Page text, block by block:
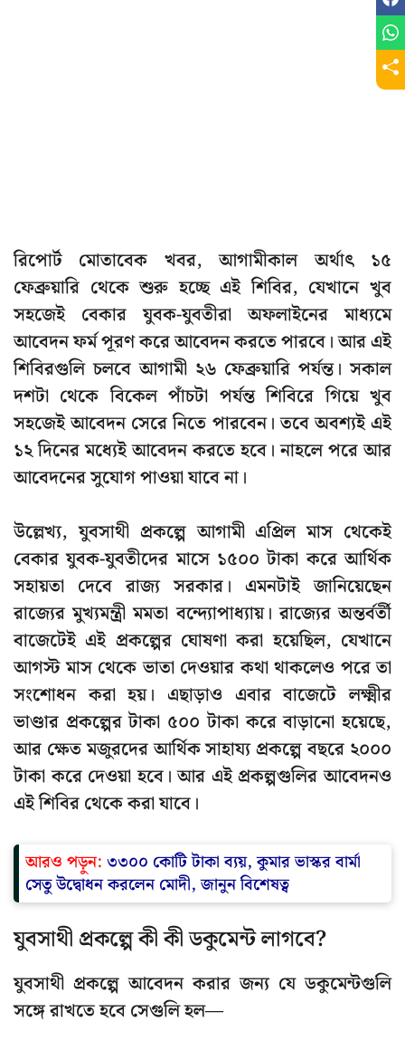
রিপোর্ট মোতাবেক খবর, আগামীকাল অর্থাৎ ১৫
ফেব্রুয়ারি থেকে শুরু হচ্ছে এই শিবির, যেখানে খুব
সহজেই বেকার যুবক-যুবতীরা অফলাইনের মাধ্যমে
আবেদন ফর্ম পূরণ করে আবেদন করতে পারবে। আর এই
শিবিরগুলি চলবে আগামী ২৬ ফেব্রুয়ারি পর্যন্ত। সকাল
দশটা থেকে বিকেল পাঁচটা পর্যন্ত শিবিরে গিয়ে খুব
সহজেই আবেদন সেরে নিতে পারবেন। তবে অবশ্যই এই
১২ দিনের মধ্যেই আবেদন করতে হবে। নাহলে পরে আর
আবেদনের সুযোগ পাওয়া যাবে না।
উল্লেখ্য, যুবসাথী প্রকল্পে আগামী এপ্রিল মাস থেকেই
বেকার যুবক-যুবতীদের মাসে ১৫০০ টাকা করে আর্থিক
সহায়তা দেবে রাজ্য সরকার। এমনটাই জানিয়েছেন
রাজ্যের মুখ্যমন্ত্রী মমতা বন্দ্যোপাধ্যায়। রাজ্যের অন্তর্বর্তী
বাজেটেই এই প্রকল্পের ঘোষণা করা হয়েছিল, যেখানে
আগস্ট মাস থেকে ভাতা দেওয়ার কথা থাকলেও পরে তা
সংশোধন করা হয়। এছাড়াও এবার বাজেটে লক্ষ্মীর
ভাণ্ডার প্রকল্পের টাকা ৫০০ টাকা করে বাড়ানো হয়েছে,
আর ক্ষেত মজুরদের আর্থিক সাহায্য প্রকল্পে বছরে ২০০০
টাকা করে দেওয়া হবে। আর এই প্রকল্পগুলির আবেদনও
এই শিবির থেকে করা যাবে।
আরও পড়ুন: ৩৩০০ কোটি টাকা ব্যয়, কুমার ভাস্কর বার্মা
সেতু উদ্বোধন করলেন মোদী, জানুন বিশেষত্ব
যুবসাথী প্রকল্পে কী কী ডকুমেন্ট লাগবে?
যুবসাথী প্রকল্পে আবেদন করার জন্য যে ডকুমেন্টগুলি
সঙ্গে রাখতে হবে সেগুলি হল—